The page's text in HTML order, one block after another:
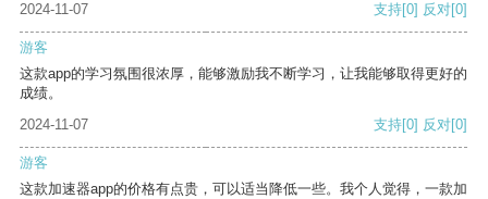
2024-11-07 支持[0] 反对[0]
游客
这款app的学习氛围很浓厚，能够激励我不断学习，让我能够取得更好的
成绩。
2024-11-07
支持[0] 反对[0]
游客
这款加速器app的价格有点贵，可以适当降低一些。我个人觉得，一款加